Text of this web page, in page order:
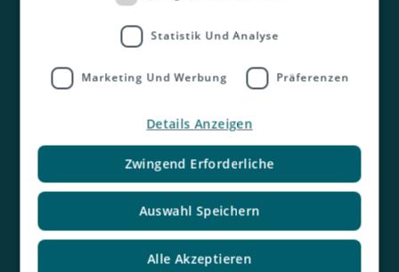
Statistik Und Analyse
Marketing Und Werbung Präferenzen
Auswahl Speichern
Alle Akzeptieren
Zwingend Erforderliche
Details Anzeigen